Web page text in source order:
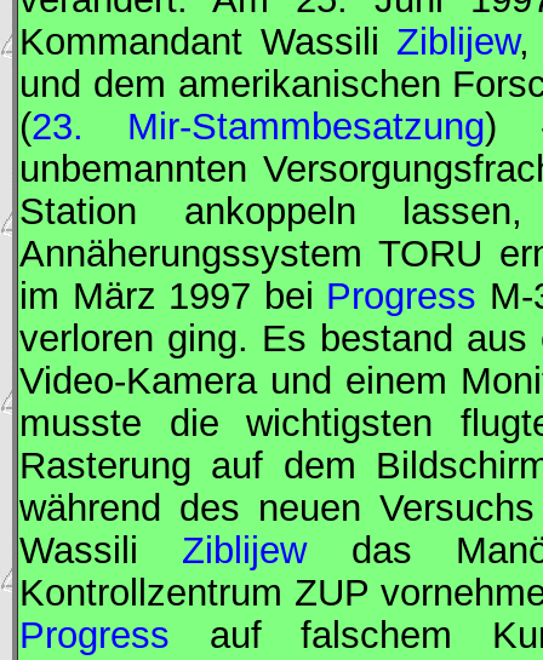
Kommandant Wassili Ziblijew
und dem amerikanischen
(23. Mir-Stammbesatzung)
unbemannten
Station ankoppeln
Annäherungssystem TORU
im März 1997 bei Progress
verloren ging. Es bestand
Video-Kamera und einem
musste die wichtigsten
Rasterung auf dem
während des neuen
Wassili Ziblijewdas
Kontrollzentrum ZUP
Progress auf falschem